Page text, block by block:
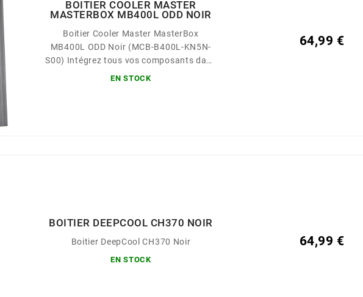
BOITIER COOLER MASTER
MASTERBOX MB400L ODD NOIR
Boitier Cooler Master MasterBox
MB400L ODD Noir (MCB-B400L-KN5N-
S00) Intégrez tous vos composants dans
le boîtier PC Cooler Master MasterBox
EN STOCK
64,99 €
BOITIER DEEPCOOL CH370 NOIR
Boitier DeepCool CH370 Noir
EN STOCK
64,99 €